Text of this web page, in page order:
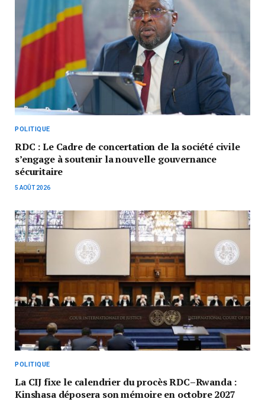
POLITIQUE
RDC : Le Cadre de concertation de la société civile
s’engage à soutenir la nouvelle gouvernance
sécuritaire
5 AOÛT 2026
POLITIQUE
La CIJ fixe le calendrier du procès RDC–Rwanda :
Kinshasa déposera son mémoire en octobre 2027